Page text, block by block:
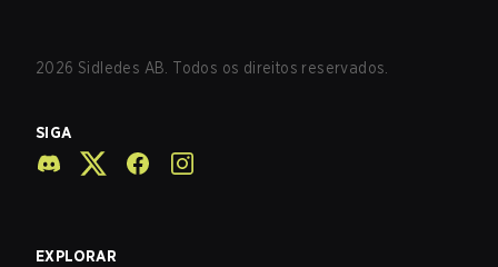
2026 Sidledes AB. Todos os direitos reservados.
SIGA
EXPLORAR